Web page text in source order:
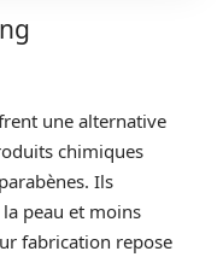
une alternative
chimiques
Ils
peau et moins
fabrication repose